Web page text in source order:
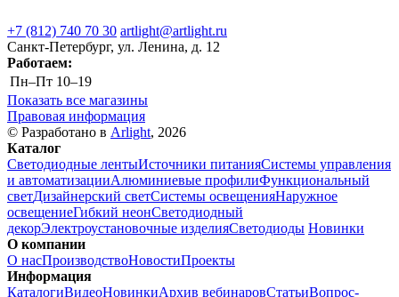
+7 (812) 740 70 30 artlight@artlight.ru
Санкт-Петербург, ул. Ленина, д. 12
Работаем:
Пн–Пт 10–19
Показать все магазины
Правовая информация
© Разработано в Arlight, 2026
Каталог
Светодиодные лентыИсточники питанияСистемы управления
и автоматизацииАлюминиевые профилиФункциональный
светДизайнерский светСистемы освещенияНаружное
освещениеГибкий неонСветодиодный
декорЭлектроустановочные изделияСветодиоды Новинки
О компании
О насПроизводствоНовостиПроекты
Информация
КаталогиВидеоНовинкиАрхив вебинаровСтатьиВопрос-